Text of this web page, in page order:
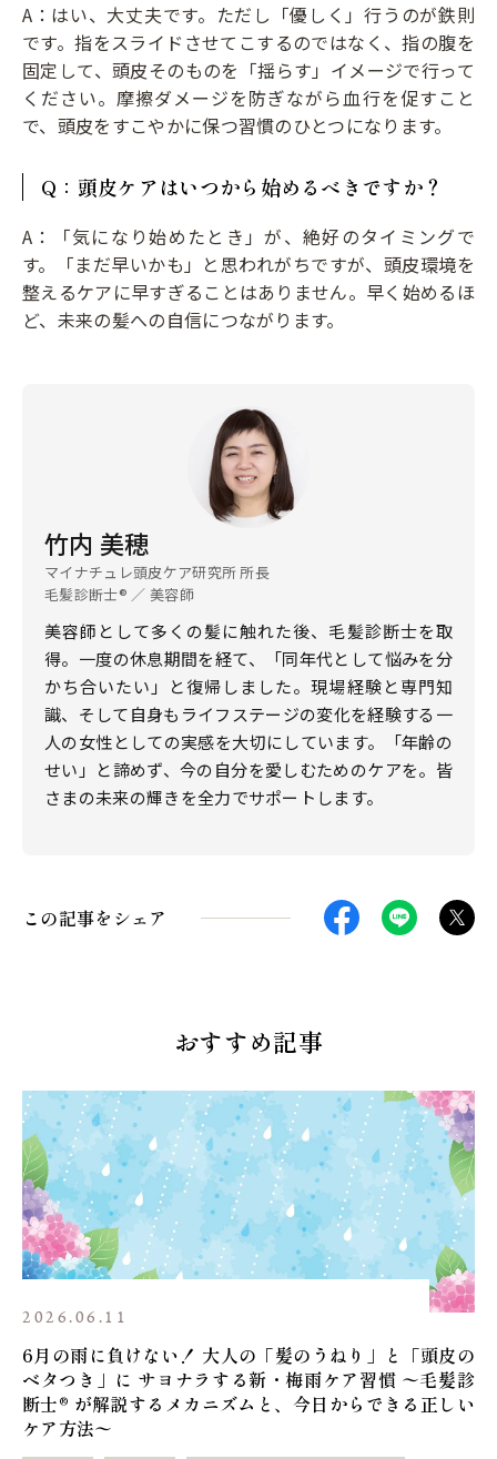
A：はい、大丈夫です。ただし「優しく」行うのが鉄則
です。指をスライドさせてこするのではなく、指の腹を
固定して、頭皮そのものを「揺らす」イメージで行って
ください。摩擦ダメージを防ぎながら血行を促すこと
で、頭皮をすこやかに保つ習慣のひとつになります。
Q：頭皮ケアはいつから始めるべきですか？
A：「気になり始めたとき」が、絶好のタイミングで
す。「まだ早いかも」と思われがちですが、頭皮環境を
整えるケアに早すぎることはありません。早く始めるほ
ど、未来の髪への自信につながります。
竹内 美穂
マイナチュレ頭皮ケア研究所 所長
毛髪診断士®︎ ／ 美容師
美容師として多くの髪に触れた後、毛髪診断士を取
得。一度の休息期間を経て、「同年代として悩みを分
かち合いたい」と復帰しました。現場経験と専門知
識、そして自身もライフステージの変化を経験する一
人の女性としての実感を大切にしています。「年齢の
せい」と諦めず、今の自分を愛しむためのケアを。皆
さまの未来の輝きを全力でサポートします。
この記事をシェア
おすすめ記事
2026.06.11
6月の雨に負けない！ 大人の「髪のうねり」と「頭皮の
ベタつき」に サヨナラする新・梅雨ケア習慣 〜毛髪診
断士®︎ が解説するメカニズムと、今日からできる正しい
ケア方法〜